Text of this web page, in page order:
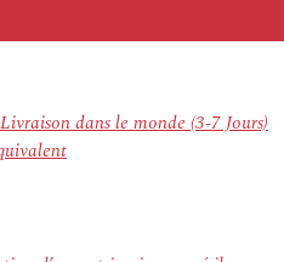
dans le monde (3-7 Jours)